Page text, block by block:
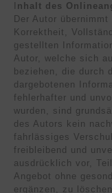
nhalt des
Der Autor
Korrektheit,
gestellten
Autor, welche sich
beziehen, die durch
dargebotenen
fehlerhafter und
wurden, sind
des Autors kein
fahrlässiges
freibleibend und
ausdrücklich vor,
Angebot ohne
ergänzen, zu